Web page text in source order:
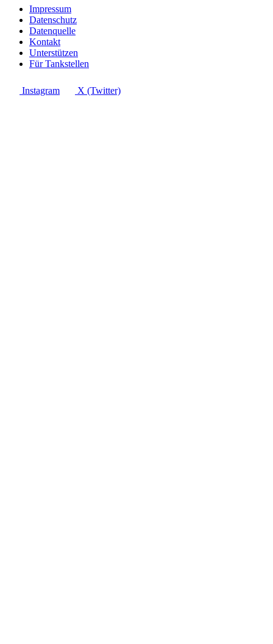
Impressum
Datenschutz
Datenquelle
Kontakt
Unterstützen
Für Tankstellen
Instagram X (Twitter)